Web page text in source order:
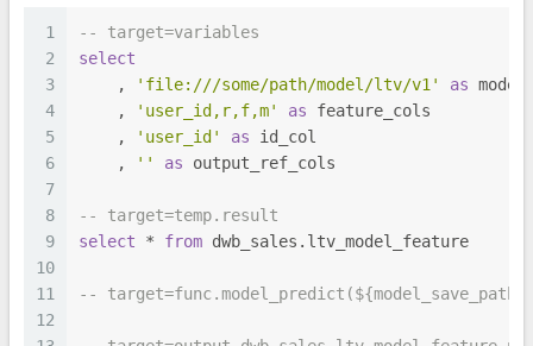
1
2
3
4
5
6
7
8
9
10
11
12
-- target=variables
select
    ,
'file:///some/path/model/ltv/v1' as
    ,
'user_id,r,f,m' as feature_cols
    ,
'user_id' as id_col
    ,
'' as output_ref_cols
-- target=temp.result
select
* from dwb_sales.ltv_model_feature
--